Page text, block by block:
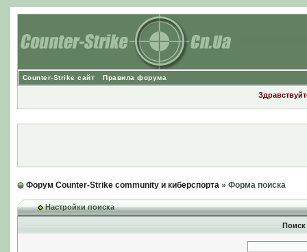
Counter-Strike сайт Правила форума
Форум Counter-Strike community и киберспорта» Форма поиска
Настройки поиска